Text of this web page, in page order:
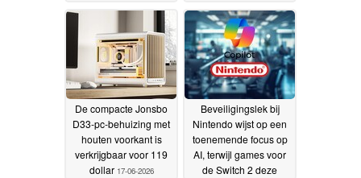
De compacte Jonsbo
D33-pc-behuizing met
houten voorkant is
verkrijgbaar voor 119
dollar 17-06-2026
Beveiligingslek bij
Nintendo wijst op een
toenemende focus op
AI, terwijl games voor
de Switch 2 deze